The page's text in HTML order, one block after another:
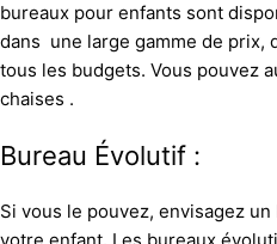
bureaux pour enfants sont
dans une large gamme de prix,
tous les budgets. Vous pouvez
chaises .
Bureau Évolutif :
Si vous le pouvez, envisagez